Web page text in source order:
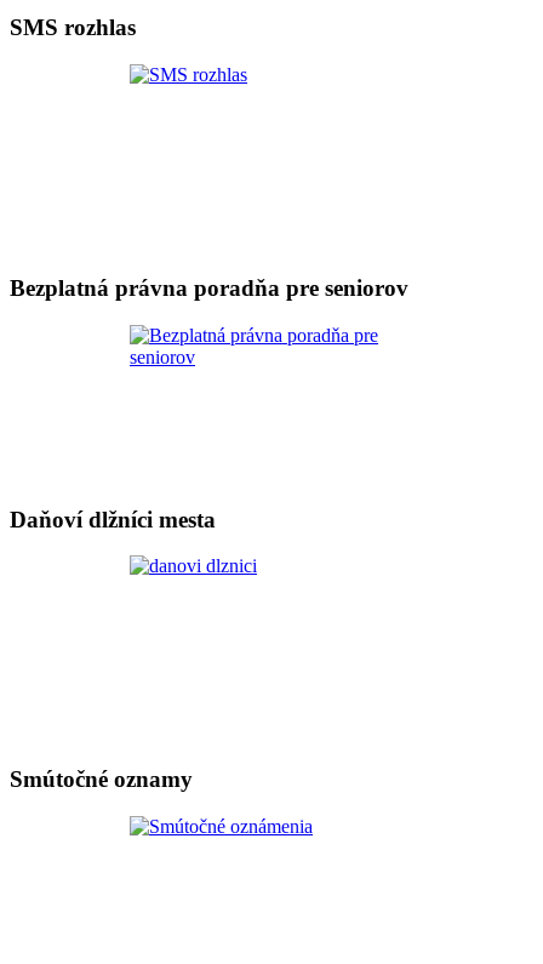
SMS rozhlas
Bezplatná právna poradňa pre seniorov
Daňoví dlžníci mesta
Smútočné oznamy